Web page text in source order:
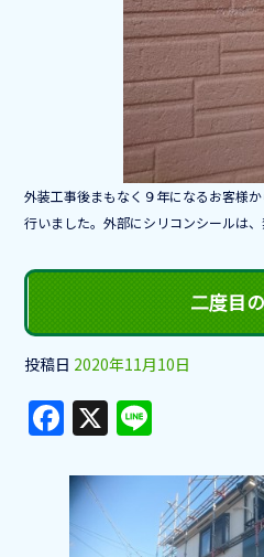
外装工事後まもなく９年になるお客様
行いました。外部にシリコンシールは、
二度目
投稿日 2020年11月10日
F
a
c
e
X
e